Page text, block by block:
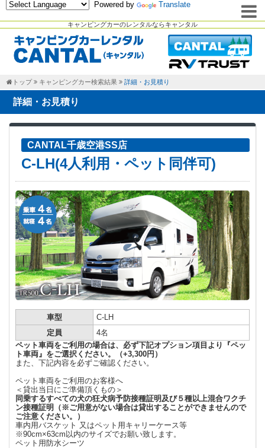
キャンピングカーのレンタルならキャンタル
Powered by Translate
トップ キャンピングカー検索結果 詳細・お見積り
詳細・お見積り
CANTAL千歳空港SS店
C-LH(4人利用・ペット同伴可)
車型
C-LH
定員
4名
ペット車両をご利用の場合は、必ず下記オプション項目より『ペッ
ト車両』をご選択ください。（+3,300円）
また、下記内容を必ずご確認ください。
ペット車両をご利用のお客様へ
＜貸出当日にご準備頂くもの＞
同乗するすべての犬の狂犬病予防接種証明及び５種以上混合ワクチ
ン接種証明
（ ※ご用意がない場合は貸出することができませんので
ご注意ください。）
車内用バスケット 又はペット用キャリーケース等
※90cm×63cm以内のサイズでお願い致します。
ペット用防水シーツ